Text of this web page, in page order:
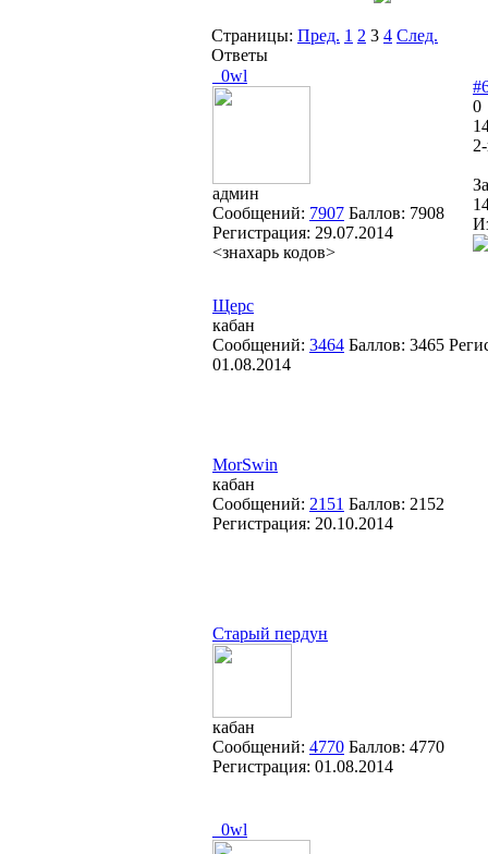
Страницы: Пред. 1 2 3 4 След.
Ответы
_0wl
админ
Сообщений: 7907 Баллов: 7908
Регистрация: 29.07.2014
<знахарь кодов>
0
Щерс
кабан
Сообщений: 3464 Баллов: 3465
01.08.2014
MorSwin
кабан
Сообщений: 2151 Баллов: 2152
Регистрация: 20.10.2014
Старый пердун
кабан
Сообщений: 4770 Баллов: 4770
Регистрация: 01.08.2014
_0wl